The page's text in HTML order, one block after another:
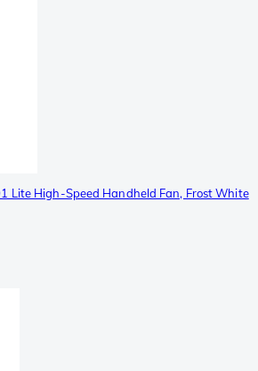
Lite High-Speed Handheld Fan, Frost White